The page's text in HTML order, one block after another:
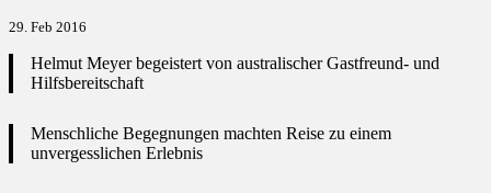
29. Feb 2016
Helmut Meyer begeistert von australischer Gastfreund- und
Hilfsbereitschaft
Menschliche Begegnungen machten Reise zu einem
unvergesslichen Erlebnis